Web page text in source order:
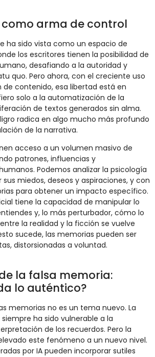
arma de control
ha sido vista como un espacio de
los escritores tienen la posibilidad de
desafiando a la autoridad y
quo. Pero ahora, con el creciente uso
de contenido, esa libertad está en
solo a la automatización de la
de textos generados sin alma.
radica en algo mucho más profundo
de la narrativa.
acceso a un volumen masivo de
patrones, influencias y
Podemos analizar la psicología
miedos, deseos y aspiraciones, y con
para obtener un impacto específico.
tiene la capacidad de manipular lo
y, lo más perturbador, cómo lo
la realidad y la ficción se vuelve
sucede, las memorias pueden ser
distorsionadas a voluntad.
la falsa memoria:
lo auténtico?
memorias no es un tema nuevo. La
ha sido vulnerable a la
de los recuerdos. Pero la
este fenómeno a un nuevo nivel.
por IA pueden incorporar sutiles